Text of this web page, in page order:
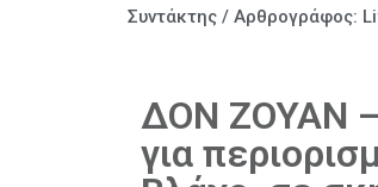
Συντάκτης / Αρθρογράφος:
ΔΟΝ ΖΟΥΑΝ –
για